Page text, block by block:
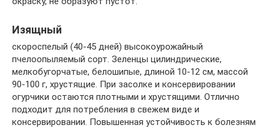
Изящный
скороспелый (40-45 дней) высокоурожайный
пчелоопыляемый сорт. Зеленцы цилиндрические,
мелкобугорчатые, белошипые, длиной 10-12 см, массой
90-100 г, хрустящие. При засолке и консервировании
огурчики остаются плотными и хрустящими. Отлично
подходит для потребления в свежем виде и
консервировании. Повышенная устойчивость к болезням